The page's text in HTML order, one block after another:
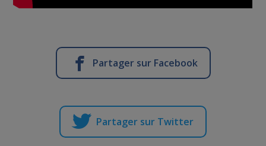
Partager sur Facebook
Partager sur Twitter